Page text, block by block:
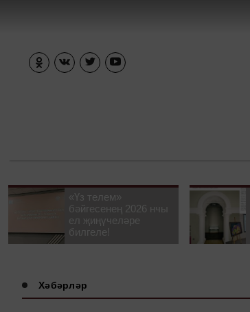
«Үз телем»
бәйгесенең 2026 нчы
ел җиңүчеләре
билгеле!
Хәбәрләр